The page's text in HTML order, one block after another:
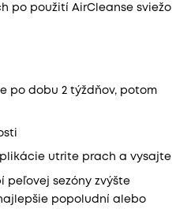
po použití AirCleanse sviežo
po dobu 2 týždňov, potom
utrite prach a vysajte
peľovej sezóny zvýšte
popoludní alebo